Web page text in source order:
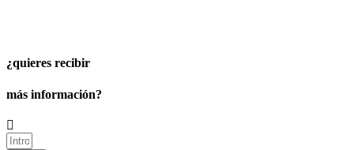
¿quieres recibir
más información?